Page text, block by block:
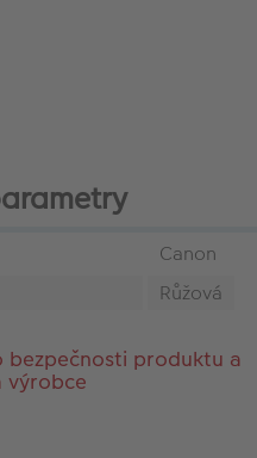
Canon
Růžová
bezpečnosti produktu a
výrobce